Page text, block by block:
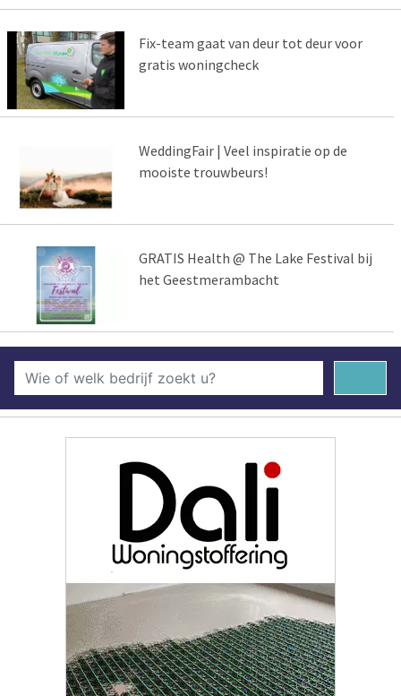
Fix-team gaat van deur tot deur voor
gratis woningcheck
WeddingFair | Veel inspiratie op de
mooiste trouwbeurs!
GRATIS Health @ The Lake Festival bij
het Geestmerambacht